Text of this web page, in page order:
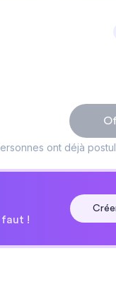
ont déjà
faut !